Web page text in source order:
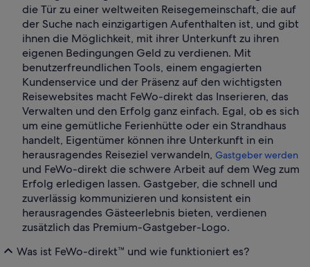
die Tür zu einer weltweiten Reisegemeinschaft, die auf
der Suche nach einzigartigen Aufenthalten ist, und gibt
ihnen die Möglichkeit, mit ihrer Unterkunft zu ihren
eigenen Bedingungen Geld zu verdienen. Mit
benutzerfreundlichen Tools, einem engagierten
Kundenservice und der Präsenz auf den wichtigsten
Reisewebsites macht FeWo-direkt das Inserieren, das
Verwalten und den Erfolg ganz einfach. Egal, ob es sich
um eine gemütliche Ferienhütte oder ein Strandhaus
handelt, Eigentümer können ihre Unterkunft in ein
herausragendes Reiseziel verwandeln, Gastgeber werden
und FeWo-direkt die schwere Arbeit auf dem Weg zum
Erfolg erledigen lassen. Gastgeber, die schnell und
zuverlässig kommunizieren und konsistent ein
herausragendes Gästeerlebnis bieten, verdienen
zusätzlich das Premium-Gastgeber-Logo.
Was ist FeWo-direkt™ und wie funktioniert es?